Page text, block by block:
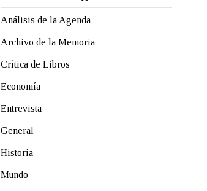
Análisis de la Agenda
Archivo de la Memoria
Crítica de Libros
Economía
Entrevista
General
Historia
Mundo